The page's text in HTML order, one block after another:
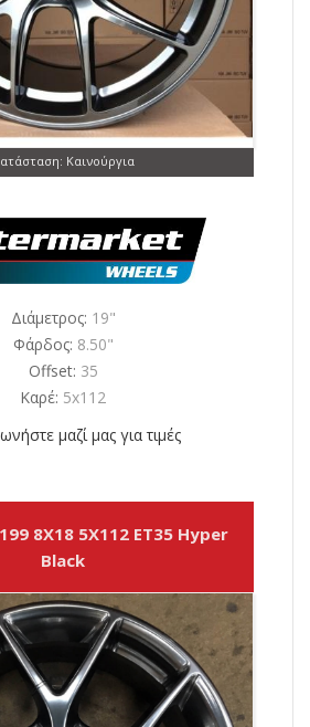
Καινούργια
Διάμετρος: 19"
Φάρδος: 8.50"
Offset: 35
Καρέ: 5x112
μαζί μας για τιμές
8X18 5X112 ET35 Hyper
Black